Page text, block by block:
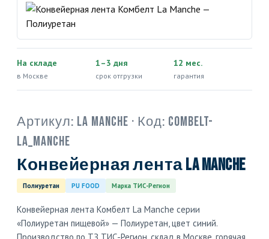
На складе
в Москве
1–3 дня
срок отгрузки
12 мес.
гарантия
Артикул: La Manche · Код: COMBELT-
LA_MANCHE
Конвейерная лента La Manche
Полиуретан PU FOOD Марка ТИС-Регион
Конвейерная лента Комбелт La Manche серии
«Полиуретан пищевой» — Полиуретан, цвет синий.